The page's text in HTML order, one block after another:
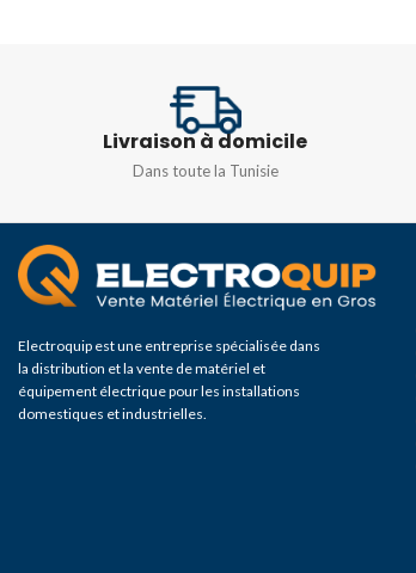
CHAMP DE DÉTECTION
DEGRÉ DE PROTECTION
Livraison à domicile
Dans toute la Tunisie
Electroquip est une entreprise spécialisée dans
la distribution et la vente de matériel et
équipement électrique pour les installations
domestiques et industrielles.